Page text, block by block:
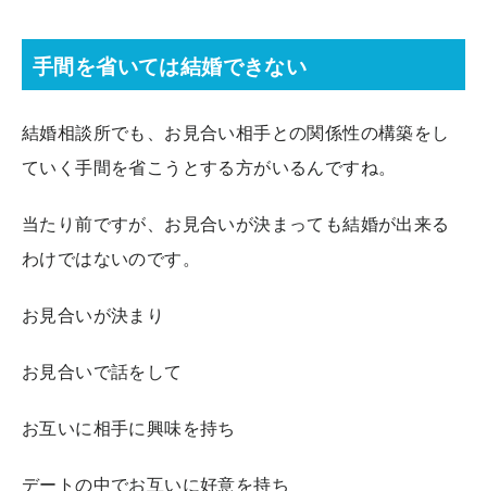
手間を省いては結婚できない
結婚相談所でも、お見合い相手との関係性の構築をし
ていく手間を省こうとする方がいるんですね。
当たり前ですが、お見合いが決まっても結婚が出来る
わけではないのです。
お見合いが決まり
お見合いで話をして
お互いに相手に興味を持ち
デートの中でお互いに好意を持ち